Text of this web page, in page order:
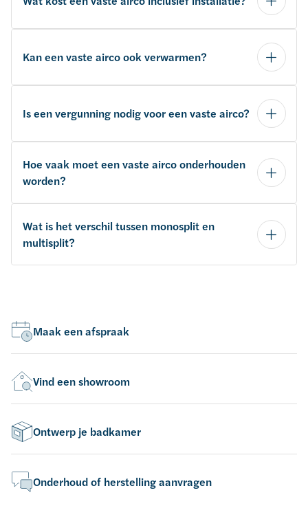
Kan een vaste airco ook verwarmen?
Is een vergunning nodig voor een vaste airco?
Hoe vaak moet een vaste airco onderhouden
worden?
Wat is het verschil tussen monosplit en
multisplit?
Maak een afspraak
Vind een showroom
Ontwerp je badkamer
Onderhoud of herstelling aanvragen